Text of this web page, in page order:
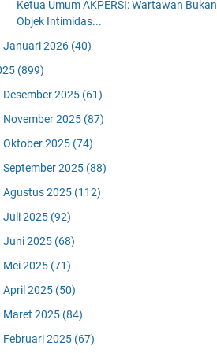
Ketua Umum AKPERSI: Wartawan Bukan
Objek Intimidas...
Januari 2026 (40)
(899)
Desember 2025 (61)
November 2025 (87)
Oktober 2025 (74)
September 2025 (88)
Agustus 2025 (112)
Juli 2025 (92)
Juni 2025 (68)
Mei 2025 (71)
April 2025 (50)
Maret 2025 (84)
Februari 2025 (67)